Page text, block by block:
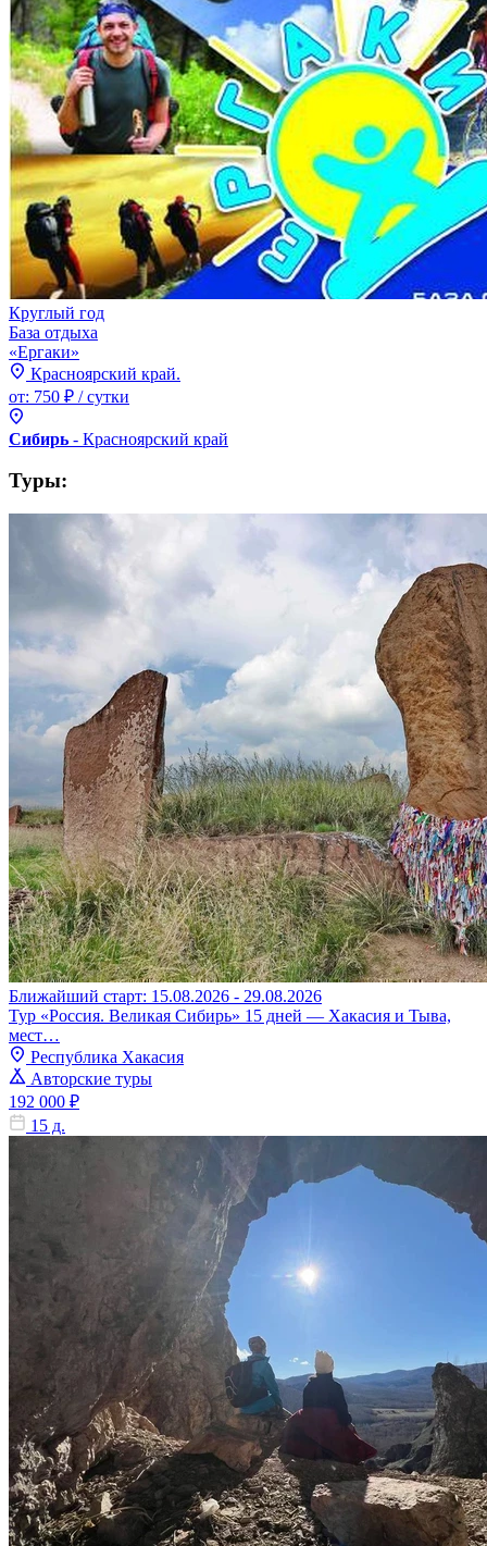
Круглый год
База отдыха
«Ергаки»
Красноярский край.
от: 750 ₽ / сутки
Сибирь - Красноярский край
Туры:
Ближайший старт: 15.08.2026 - 29.08.2026
Тур «Россия. Великая Сибирь» 15 дней — Хакасия и Тыва,
мест…
Республика Хакасия
Авторские туры
192 000 ₽
15 д.